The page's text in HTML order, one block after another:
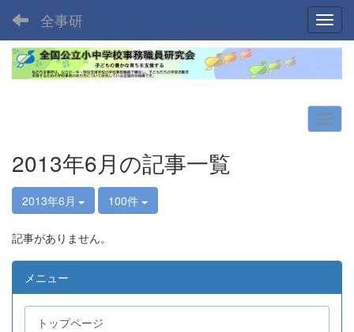
全事研
2013年6月の記事一覧
2013年6月 100件
記事がありません。
メニュー
トップページ